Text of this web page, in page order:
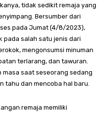
tidak sedikit remaja yang
Bersumber dari
pada Jumat (4/8/2023),
pada salah satu jenis dari
mengonsumsi minuman
terlarang, dan tawuran.
masa saat seseorang sedang
tahu dan mencoba hal baru.
remaja memiliki